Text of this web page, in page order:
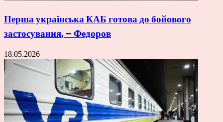
Перша українська КАБ готова до бойового
застосування, – Федоров
18.05.2026